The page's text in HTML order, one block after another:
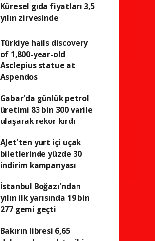
Küresel gıda fiyatları 3,5
yılın zirvesinde
Türkiye hails discovery
of 1,800-year-old
Asclepius statue at
Aspendos
Gabar'da günlük petrol
üretimi 83 bin 300 varile
ulaşarak rekor kırdı
AJet'ten yurt içi uçak
biletlerinde yüzde 30
indirim kampanyası
İstanbul Boğazı'ndan
yılın ilk yarısında 19 bin
277 gemi geçti
Bakırın libresi 6,65